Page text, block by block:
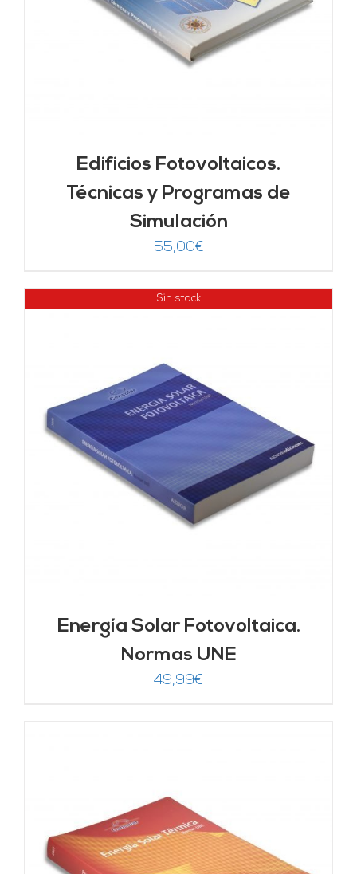
Edificios Fotovoltaicos.
Técnicas y Programas de
Simulación
55,00€
Sin stock
Energía Solar Fotovoltaica.
Normas UNE
49,99€